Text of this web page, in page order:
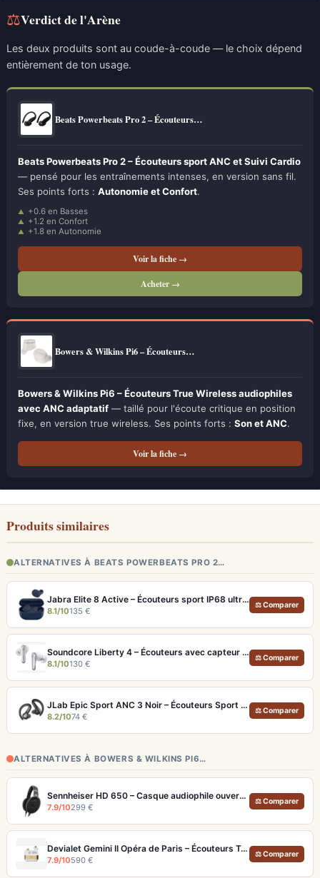
⚖Verdict de l'Arène
Les deux produits sont au coude-à-coude — le choix dépend
entièrement de ton usage.
Beats Powerbeats Pro 2 – Écouteurs…
Beats Powerbeats Pro 2 – Écouteurs sport ANC et Suivi Cardio
— pensé pour les entraînements intenses, en version sans fil.
Ses points forts : Autonomie et Confort.
+0.6 en Basses
+1.2 en Confort
+1.8 en Autonomie
Voir la fiche →
Acheter →
Bowers & Wilkins Pi6 – Écouteurs…
Bowers & Wilkins Pi6 – Écouteurs True Wireless audiophiles
avec ANC adaptatif — taillé pour l'écoute critique en position
fixe, en version true wireless. Ses points forts : Son et ANC.
Voir la fiche →
Produits similaires
ALTERNATIVES À BEATS POWERBEATS PRO 2…
Jabra Elite 8 Active – Écouteurs sport IP68 ultra-robustes et ANC
8.1/10135 €
⚖ Comparer
Soundcore Liberty 4 – Écouteurs avec capteur de fréquence cardiaque et LDAC
8.1/10130 €
⚖ Comparer
JLab Epic Sport ANC 3 Noir – Écouteurs Sport ANC IP66 Double Driver
8.2/1074 €
⚖ Comparer
ALTERNATIVES À BOWERS & WILKINS PI6…
Sennheiser HD 650 – Casque audiophile ouvert pour l'écoute analytique
7.9/10299 €
⚖ Comparer
Devialet Gemini II Opéra de Paris – Écouteurs True Wireless audiophiles plaqués or
7.9/10590 €
⚖ Comparer